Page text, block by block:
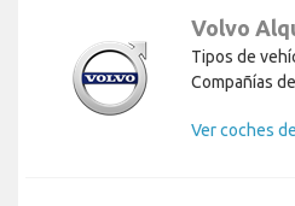
Volvo
Tipos de
Compañías
Ver coches